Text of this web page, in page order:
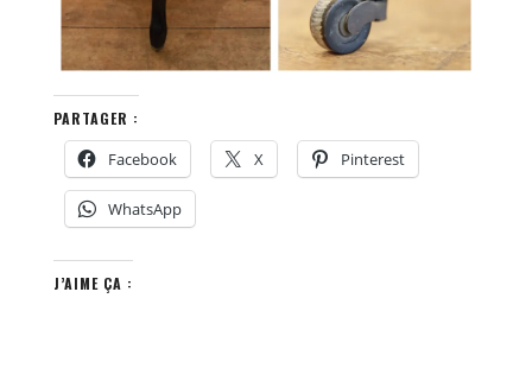
PARTAGER :
Facebook X Pinterest
WhatsApp
J’AIME ÇA :